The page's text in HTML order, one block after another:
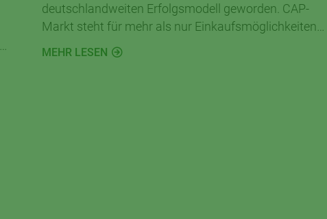
deutschlandweiten Erfolgsmodell geworden. CAP-
Markt steht für mehr als nur Einkaufsmöglichkeiten
– CAP ist das Ergebnis des Gedankens die
Lebensqualität von Menschen in ganz Deutschland
MEHR LESEN